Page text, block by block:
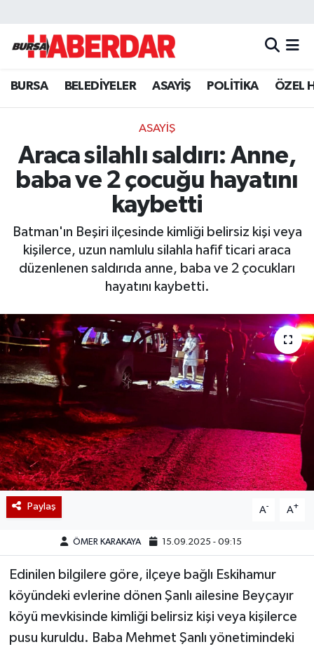
BURSA BELEDİYELER ASAYİŞ POLİTİKA ÖZEL
ASAYİŞ
Araca silahlı saldırı: Anne,
baba ve 2 çocuğu hayatını
kaybetti
Batman'ın Beşiri ilçesinde kimliği belirsiz kişi veya
kişilerce, uzun namlulu silahla hafif ticari araca
düzenlenen saldırıda anne, baba ve 2 çocukları
hayatını kaybetti.
Paylaş A- A+
ÖMER KARAKAYA 15.09.2025 - 09:15
Edinilen bilgilere göre, ilçeye bağlı Eskihamur
köyündeki evlerine dönen Şanlı ailesine Beyçayır
köyü mevkisinde kimliği belirsiz kişi veya kişilerce
pusu kuruldu. Baba Mehmet Şanlı yönetimindeki
Hava Durumu
Trafik Durumu
Süper Lig Puan Durumu ve Fikstür
Tüm Manşetler
Son Dakika Haberleri
Haber Arşivi